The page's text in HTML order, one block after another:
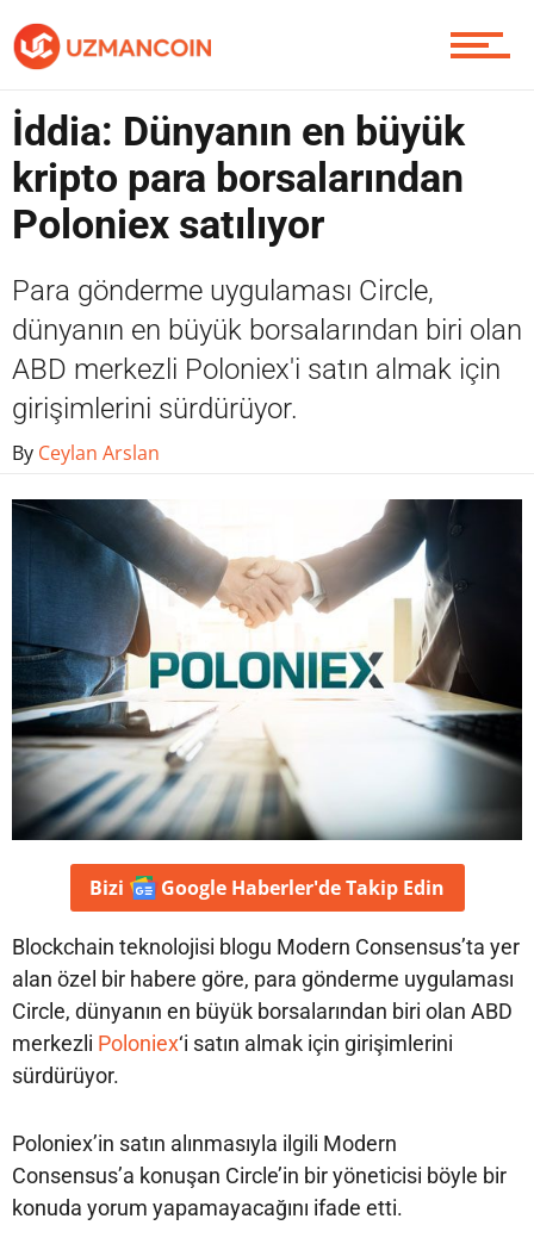
Yazarlardan
Piyasa
Soru Sor
Contact / İletişim
İddia: Dünyanın en büyük
kripto para borsalarından
Poloniex satılıyor
Para gönderme uygulaması Circle,
dünyanın en büyük borsalarından biri olan
ABD merkezli Poloniex'i satın almak için
girişimlerini sürdürüyor.
By Ceylan Arslan
Bizi Google Haberler'deTakip Edin
Blockchain teknolojisi blogu Modern Consensus’ta yer
alan özel bir habere göre, para gönderme uygulaması
Circle, dünyanın en büyük borsalarından biri olan ABD
merkezli Poloniex‘i satın almak için girişimlerini
sürdürüyor.
Poloniex’in satın alınmasıyla ilgili Modern
Consensus’a konuşan Circle’in bir yöneticisi böyle bir
konuda yorum yapamayacağını ifade etti.